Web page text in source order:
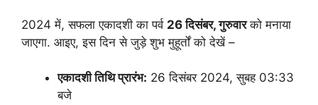
2024 में, सफला एकादशी का पर्व 26 दिसंबर, गुरुवारको मनाया
जाएगा. आइए, इस दिन से जुड़े शुभ मुहूर्तों को देखें –
एकादशी तिथि प्रारंभ: 26 दिसंबर 2024, सुबह 03:33
बजे